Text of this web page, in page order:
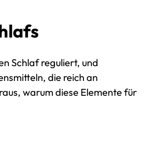
Schlaf reguliert, und
die reich an
warum diese Elemente für